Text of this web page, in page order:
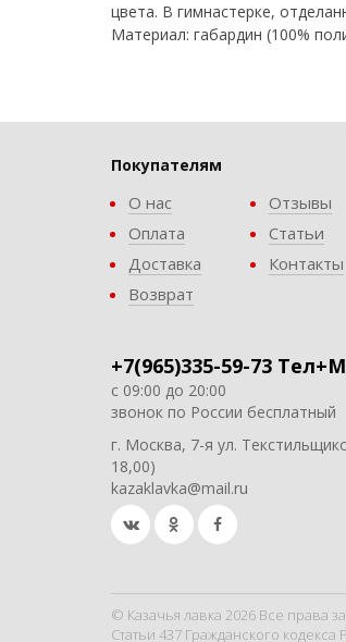
цвета. В гимнастерке,
Материал: габардин (100%
Покупателям
О нас
Оплата
Доставка
Возврат
Отзывы
Статьи
Контакты
+7(965)335-59-73
с 09:00 до 20:00
звонок по России бесплатный
г. Москва, 7-я ул.
18,00)
kazaklavka@mail.ru
© Казачья лавка 2026 Все права
Статьи 437 Гражданского